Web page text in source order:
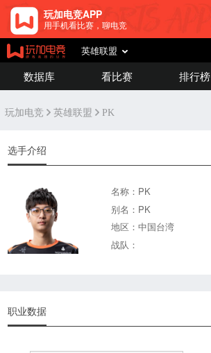
玩加电竞APP
用手机看比赛，聊电竞
英雄联盟
数据库 看比赛 排行榜
玩加电竞 英雄联盟 PK
选手介绍
名称：PK
别名：PK
地区：中国台湾
战队：
职业数据